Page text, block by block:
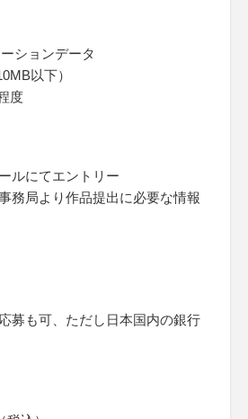
ションデータ
以下）
度
ルにてエントリー
務局より作品提出に必要な情報
募も可、ただし日本国内の銀行